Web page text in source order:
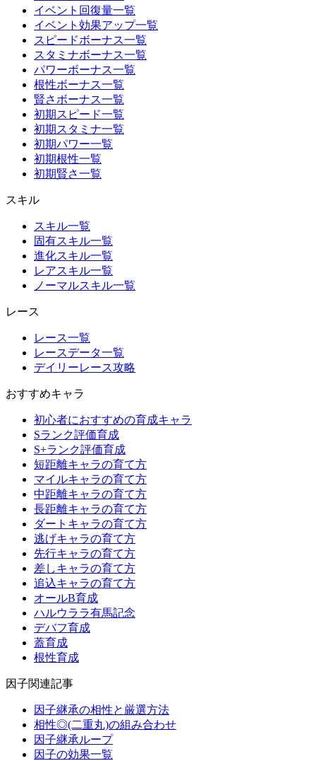
イベント回復量一覧
イベント効果アップ一覧
スピードボーナス一覧
スタミナボーナス一覧
パワーボーナス一覧
根性ボーナス一覧
賢さボーナス一覧
初期スピード一覧
初期スタミナ一覧
初期パワー一覧
初期根性一覧
初期賢さ一覧
スキル
スキル一覧
固有スキル一覧
進化スキル一覧
レアスキル一覧
ノーマルスキル一覧
レース
レース一覧
レースデータ一覧
デイリーレース攻略
おすすめキャラ
初心者におすすめの育成キャラ
Sランク評価育成
S+ランク評価育成
短距離キャラの育て方
マイルキャラの育て方
中距離キャラの育て方
長距離キャラの育て方
ダートキャラの育て方
逃げキャラの育て方
先行キャラの育て方
差しキャラの育て方
追込キャラの育て方
オールB育成
ハルウララ有馬記念
デバフ育成
蓋育成
根性育成
因子関連記事
因子継承の相性と厳選方法
相性◎(二重丸)の組み合わせ
因子継承ループ
因子の効果一覧